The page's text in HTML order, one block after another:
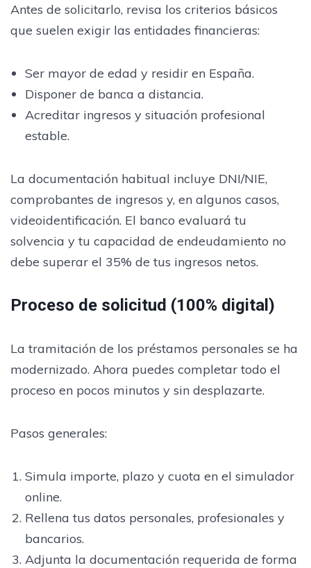
Antes de solicitarlo, revisa los criterios básicos
que suelen exigir las entidades financieras:
Ser mayor de edad y residir en España.
Disponer de banca a distancia.
Acreditar ingresos y situación profesional
estable.
La documentación habitual incluye DNI/NIE,
comprobantes de ingresos y, en algunos casos,
videoidentificación. El banco evaluará tu
solvencia y tu capacidad de endeudamiento no
debe superar el 35% de tus ingresos netos.
Proceso de solicitud (100% digital)
La tramitación de los préstamos personales se ha
modernizado. Ahora puedes completar todo el
proceso en pocos minutos y sin desplazarte.
Pasos generales:
Simula importe, plazo y cuota en el simulador
online.
Rellena tus datos personales, profesionales y
bancarios.
Adjunta la documentación requerida de forma